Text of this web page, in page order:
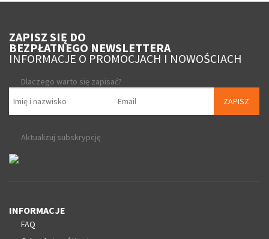
ZAPISZ SIĘ DO
BEZPŁATNEGO NEWSLETTERA
INFORMACJE O PROMOCJACH I NOWOŚCIACH
Dlaczego warto się zapisać?
ZAPISZ
Aktualizuj subskrypcję
INFORMACJE
FAQ